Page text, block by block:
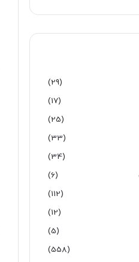
(29)
(17)
(25)
(33)
(34)
(6)
(112)
(12)
(5)
(558)